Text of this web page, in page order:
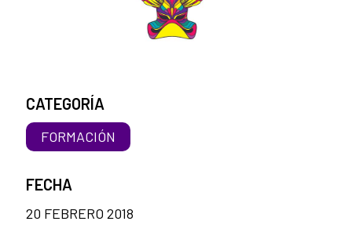
CATEGORÍA
FORMACIÓN
FECHA
20 FEBRERO 2018